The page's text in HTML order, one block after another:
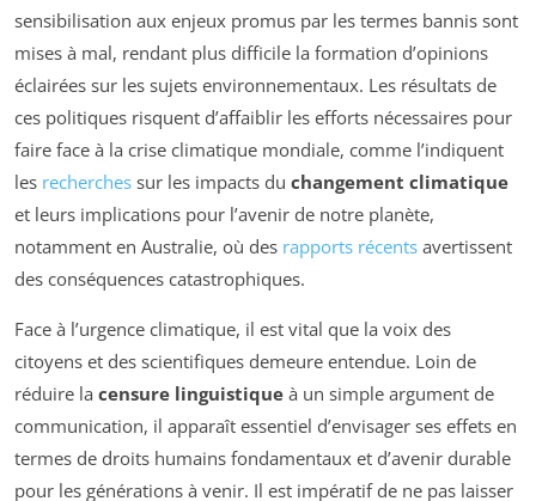
sensibilisation aux enjeux promus par les termes bannis sont
mises à mal, rendant plus difficile la formation d’opinions
éclairées sur les sujets environnementaux. Les résultats de
ces politiques risquent d’affaiblir les efforts nécessaires pour
faire face à la crise climatique mondiale, comme l’indiquent
les recherches sur les impacts du changement climatique
et leurs implications pour l’avenir de notre planète,
notamment en Australie, où des rapports récents avertissent
des conséquences catastrophiques.
Face à l’urgence climatique, il est vital que la voix des
citoyens et des scientifiques demeure entendue. Loin de
réduire la censure linguistique à un simple argument de
communication, il apparaît essentiel d’envisager ses effets en
termes de droits humains fondamentaux et d’avenir durable
pour les générations à venir. Il est impératif de ne pas laisser